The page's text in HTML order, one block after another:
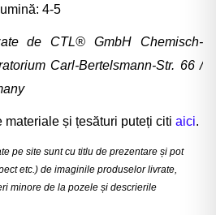
4-5
de CTL® GmbH Chemisch-
Carl-Bertelsmann-Str. 66 /
materiale și țesături puteți citi aici.
pe site sunt cu titlu de prezentare și pot
etc.) de imaginile produselor livrate,
minore de la pozele și descrierile